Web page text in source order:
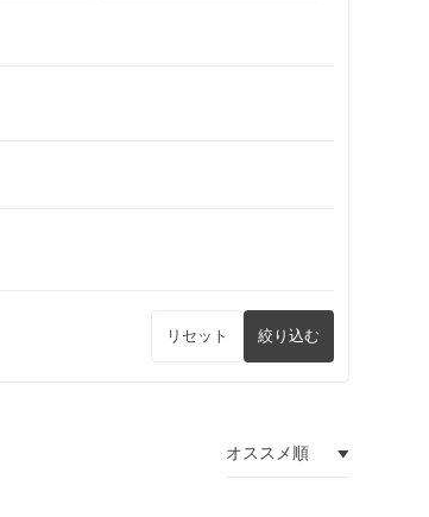
リセット 絞り込む